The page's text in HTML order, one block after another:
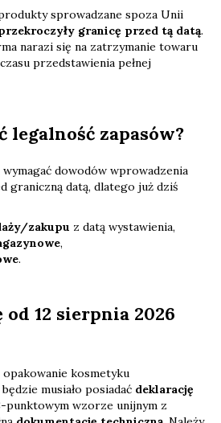
sprowadzane spoza Unii
granicę przed tą datą.
narazi się na zatrzymanie towaru
przedstawienia pełnej
legalność zapasów?
dowodów wprowadzenia
datą, dlatego już dziś
zakupu z datą wystawienia,
,
.
12 sierpnia 2026
kosmetyku
musiało posiadać deklarację
punktowym wzorze unijnym z